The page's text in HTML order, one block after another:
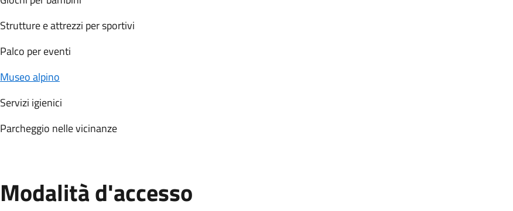
Strutture e attrezzi per sportivi
Palco per eventi
Museo alpino
Servizi igienici
Parcheggio nelle vicinanze
Modalità d'accesso